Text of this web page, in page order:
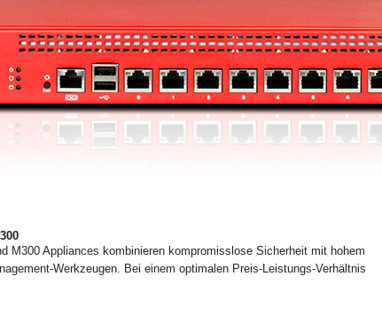
M300 Appliances kombinieren kompromisslose Sicherheit mit hohem
Werkzeugen. Bei einem optimalen Preis-Leistungs-Verhältnis